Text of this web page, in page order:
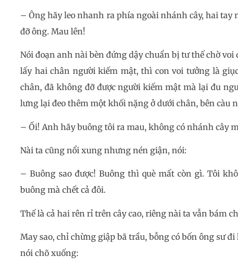
– Ông hãy leo nhanh ra phía ngoài nhánh cây, hai
đỡ ông. Mau lên!
Nói đoạn anh nài bèn đứng dậy chuẩn bị tư thế chờ
lấy hai chân người kiếm mật, thì con voi tưởng là
chân, đã không đỡ được người kiếm mật mà lại đu
lưng lại đeo thêm một khối nặng ở dưới chân, bên càu
– Ối! Anh hãy buông tôi ra mau, không có nhánh cây
Nài ta cũng nổi xung nhưng nén giận, nói:
– Buông sao được! Buông thì què mất còn gì. Tôi
buông mà chết cả đôi.
Thế là cả hai rên rỉ trên cây cao, riêng nài ta vẫn bám
May sao, chỉ chừng giập bã trầu, bỗng có bốn ông sư
nói chõ xuống: